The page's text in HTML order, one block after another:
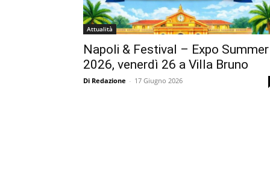
Attualità
Napoli & Festival – Expo Summer
2026, venerdì 26 a Villa Bruno
Di Redazione - 17 Giugno 2026